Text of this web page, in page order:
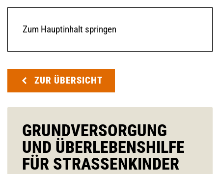
Zum Hauptinhalt springen
ZUR ÜBERSICHT
GRUNDVERSORGUNG
UND ÜBERLEBENSHILFE
FÜR STRASSENKINDER